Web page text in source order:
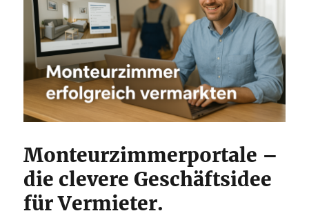
Monteurzimmerportale –
die clevere Geschäftsidee
für Vermieter.